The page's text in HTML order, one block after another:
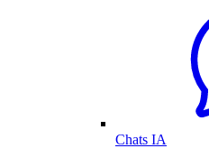
Chats IA